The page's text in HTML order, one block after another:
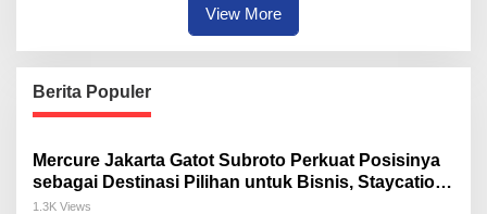
View More
Berita Populer
Mercure Jakarta Gatot Subroto Perkuat Posisinya
sebagai Destinasi Pilihan untuk Bisnis, Staycation,
Meeting, dan Kuliner di Jakarta Selatan
1.3K Views